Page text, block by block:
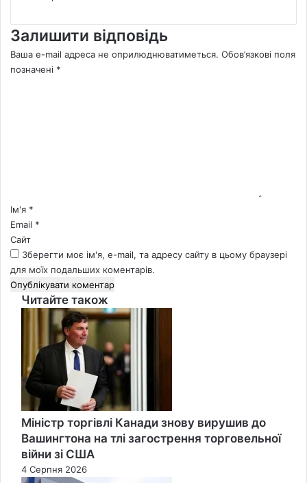
Залишити відповідь
Ваша e-mail адреса не оприлюднюватиметься. Обов’язкові поля
позначені *
*Ім'я *
Email *
Сайт
Зберегти моє ім'я, e-mail, та адресу сайту в цьому браузері
для моїх подальших коментарів.
Читайте також
Close
Міністр торгівлі Канади знову вирушив до
Вашингтона на тлі загострення торговельної
війни зі США
4 Серпня 2026